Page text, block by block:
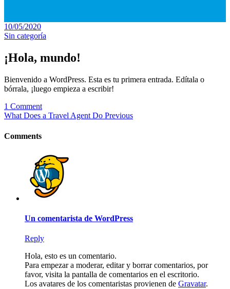
10/05/2020
Sin categoría
¡Hola, mundo!
Bienvenido a WordPress. Esta es tu primera entrada. Edítala o
bórrala, ¡luego empieza a escribir!
1 Comment
What Does a Travel Agent Do Previous
Comments
Un comentarista de WordPress
Reply
Hola, esto es un comentario.
Para empezar a moderar, editar y borrar comentarios, por
favor, visita la pantalla de comentarios en el escritorio.
Los avatares de los comentaristas provienen de Gravatar.